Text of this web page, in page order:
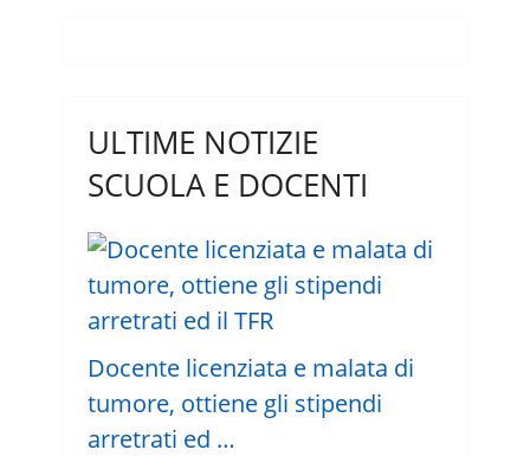
ULTIME NOTIZIE
SCUOLA E DOCENTI
Docente licenziata e malata di
tumore, ottiene gli stipendi
arretrati ed …